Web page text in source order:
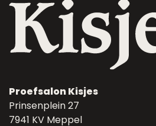
Proefsalon Kisjes
Prinsenplein 27
7941 KV Meppel